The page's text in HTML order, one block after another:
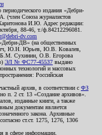
периодического издания «Дебри-
(член Союза журналистов
И.Ю. Адрес редакции:
88-46, т./ф.84212296081.
dv.com
«Дебри-ДВ» (на общественных
Ю.Н. Юрьев, Ю.В. Ковалев,
Сухинин, О.В. Егорова
ЭЛ № ФС77-45537 выдано
технологий и массовых
Российская
архив, в соответствии с ФЗ
п. 2 ст. 13 «Создание архивов».
изданные книги, а также
документам является
закона. Архивные
ст.ст. 1275, 1276, 1306
в сфере информации,